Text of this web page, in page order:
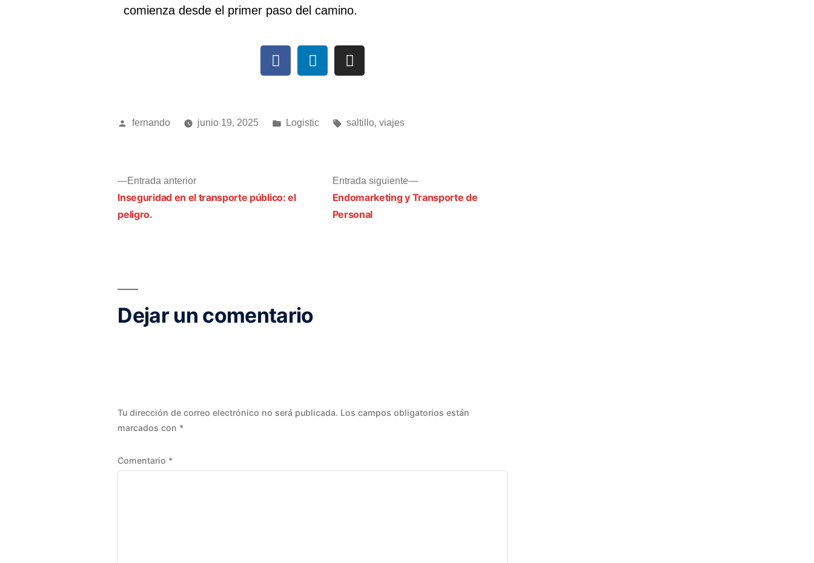
comienza desde el primer paso del camino.
fernando junio 19, 2025 Logistic saltillo, viajes
Entrada anterior
Inseguridad en el transporte público: el
peligro.
Entrada siguiente
Endomarketing y Transporte de
Personal
Dejar un comentario
Tu dirección de correo electrónico no será publicada. Los campos obligatorios están
marcados con *
Comentario *